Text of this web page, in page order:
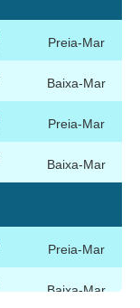
Preia-Mar
Baixa-Mar
Preia-Mar
Baixa-Mar
Preia-Mar
Baixa-Mar